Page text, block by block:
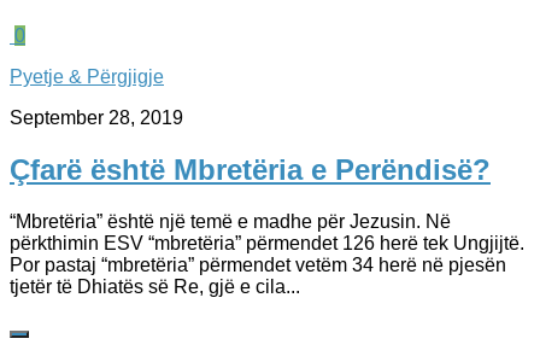
0
Pyetje & Përgjigje
September 28, 2019
Çfarë është Mbretëria e Perëndisë?
“Mbretëria” është një temë e madhe për Jezusin. Në
përkthimin ESV “mbretëria” përmendet 126 herë tek Ungjijtë.
Por pastaj “mbretëria” përmendet vetëm 34 herë në pjesën
tjetër të Dhiatës së Re, gjë e cila...